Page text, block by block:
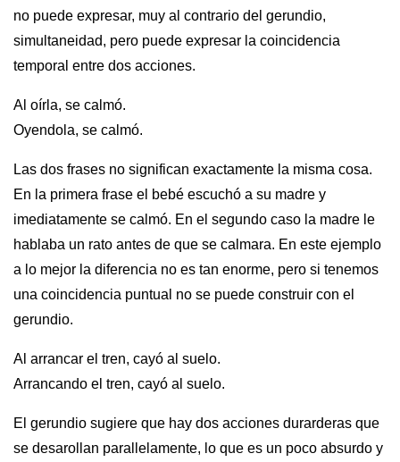
no puede expresar, muy al contrario del gerundio,
simultaneidad, pero puede expresar la coincidencia
temporal entre dos acciones.
Al oírla, se calmó.
Oyendola, se calmó.
Las dos frases no significan exactamente la misma cosa.
En la primera frase el bebé escuchó a su madre y
imediatamente se calmó. En el segundo caso la madre le
hablaba un rato antes de que se calmara. En este ejemplo
a lo mejor la diferencia no es tan enorme, pero si tenemos
una coincidencia puntual no se puede construir con el
gerundio.
Al arrancar el tren, cayó al suelo.
Arrancando el tren, cayó al suelo.
El gerundio sugiere que hay dos acciones durarderas que
se desarollan parallelamente, lo que es un poco absurdo y